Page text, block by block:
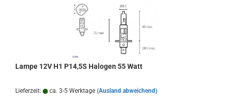
Lampe 12V H1 P14,5S Halogen 55 Watt
Lieferzeit: ca. 3-5 Werktage (Ausland abweichend)